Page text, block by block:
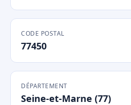
CODE POSTAL
77450
DÉPARTEMENT
Seine-et-Marne (77)